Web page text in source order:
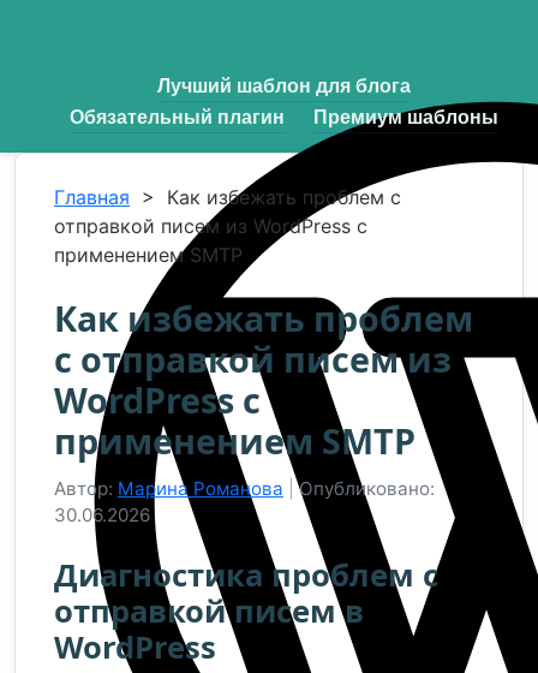
Лучший шаблон для блога
Обязательный плагин
Премиум шаблоны
Главная > Как избежать проблем с
отправкой писем из WordPress с
применением SMTP
Как избежать проблем
с отправкой писем из
WordPress с
применением SMTP
Автор: Марина Романова
Опубликовано:
30.06.2026
Диагностика проблем с
отправкой писем в
WordPress